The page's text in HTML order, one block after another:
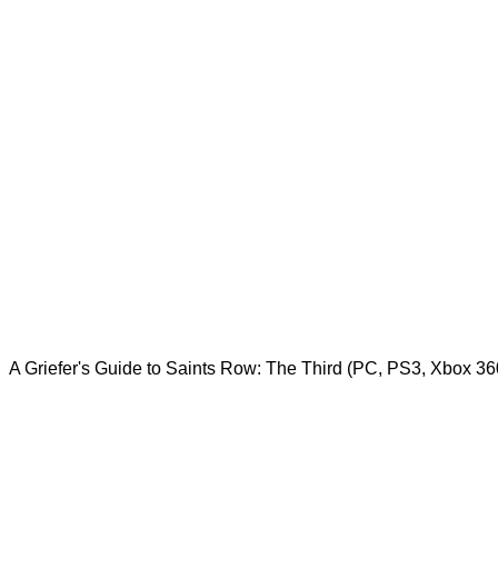
A Griefer's Guide to Saints Row: The Third (PC, PS3, Xbox